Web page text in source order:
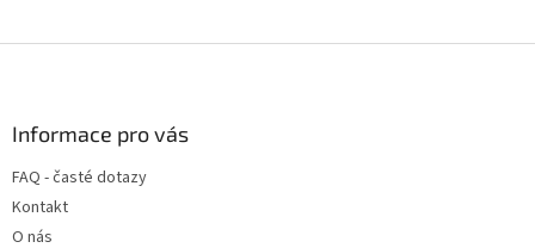
Informace pro vás
FAQ - časté dotazy
Kontakt
O nás